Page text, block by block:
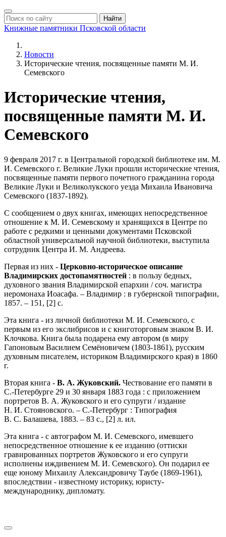
Найти
Книжные памятники Псковской области
Новости
Исторические чтения, посвященные памяти М. И.
Семевского
Исторические чтения,
посвященные памяти М. И.
Семевского
9 февраля 2017 г. в Центральной городской библиотеке им. М.
И. Семевского г. Великие Луки прошли исторические чтения,
посвященные памяти первого почетного гражданина города
Великие Луки и Великолукского уезда Михаила Ивановича
Семевского (1837-1892).
С сообщением о двух книгах, имеющих непосредственное
отношение к М. И. Семевскому и хранящихся в Центре по
работе с редкими и ценными документами Псковской
областной универсальной научной библиотеки, выступила
сотрудник Центра И. М. Андреева.
Первая из них - Церковно-историческое описание
Владимирских достопамятностей : в пользу бедных,
духовного звания Владимирской епархии / соч. магистра
иеромонаха Иоасафа. – Владимир : в губернской типографии,
1857. – 151, [2] с.
Эта книга - из личной библиотеки М. И. Семевского, с
первым из его экслибрисов и с книготорговым знаком В. И.
Клочкова. Книга была подарена ему автором (в миру
Гапоновым Василием Семёновичем (1803-1861), русским
духовным писателем, историком Владимирского края) в 1860
г.
Вторая книга - В. А. Жуковский. Чествование его памяти в
С.-Петербурге 29 и 30 января 1883 года : с приложением
портретов В. А. Жуковского и его супруги / издание
Н. И. Стояновского. – С.-Петербург : Типография
В. С. Балашева, 1883. – 83 с., [2] л. ил.
Эта книга - с автографом М. И. Семевского, имевшего
непосредственное отношение к ее изданию (оттиски
гравированных портретов Жуковского и его супруги
исполнены иждивением М. И. Семевского). Он подарил ее
еще юному Михаилу Александровичу Таубе (1869-1961),
впоследствии - известному историку, юристу-
международнику, дипломату.